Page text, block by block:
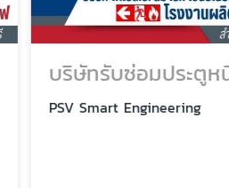
บริษัทรับซ่อมประตูหนีไฟ
PSV Smart Engineering